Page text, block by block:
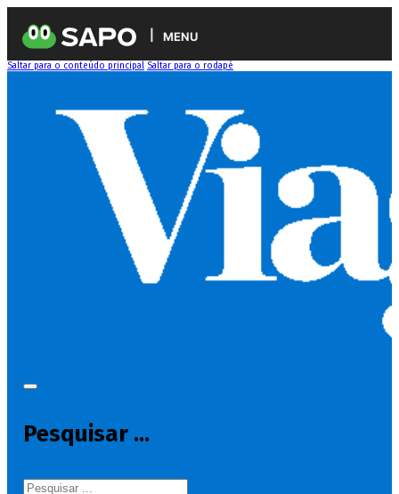
MENU
Saltar para o conteúdo principal Saltar para o rodapé
Pesquisar ...
Pesquisar